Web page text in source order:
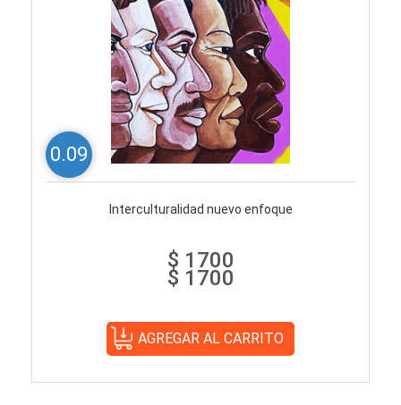
0.09
Interculturalidad nuevo enfoque
$ 1700
$ 1700